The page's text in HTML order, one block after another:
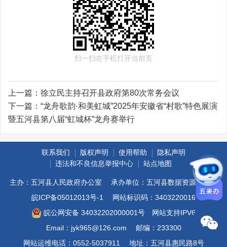
扫一扫在手机打开当前页
上一篇： 徐立民主持召开县政府第80次常务会议
下一篇： “龙舟歌韵·和美虹城”2025年安徽省“村歌”特色展演
暨五河县第八届“虹城杯”龙舟赛举行
联系我们 版权声明 使用帮助
隐私声明
违法和不良信息举报中心
站点地图
主办：五河县人民政府办公室
承办单位：五河县数据资源管理局
皖ICP备05012013号-1
网站标识码：3403220016
皖公网安备 34032202000001号
网站支持IPV6
Email：jyk965@126.com
邮编：233300
网站运维电话：0552-5037911
地址：五河县惠民路8号